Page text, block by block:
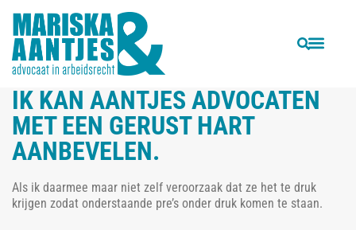
VORIGE VOLGENDE
IK KAN AANTJES ADVOCATEN
MET EEN GERUST HART
AANBEVELEN.
Als ik daarmee maar niet zelf veroorzaak dat ze het te druk
krijgen zodat onderstaande pre’s onder druk komen te staan.